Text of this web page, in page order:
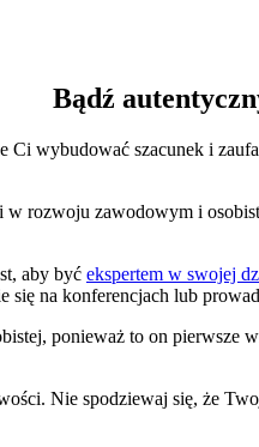
Bądź
wybudować szacunek i
rozwoju zawodowym i
aby być ekspertem w swojej
na konferencjach lub
ponieważ to on
Nie spodziewaj się, że